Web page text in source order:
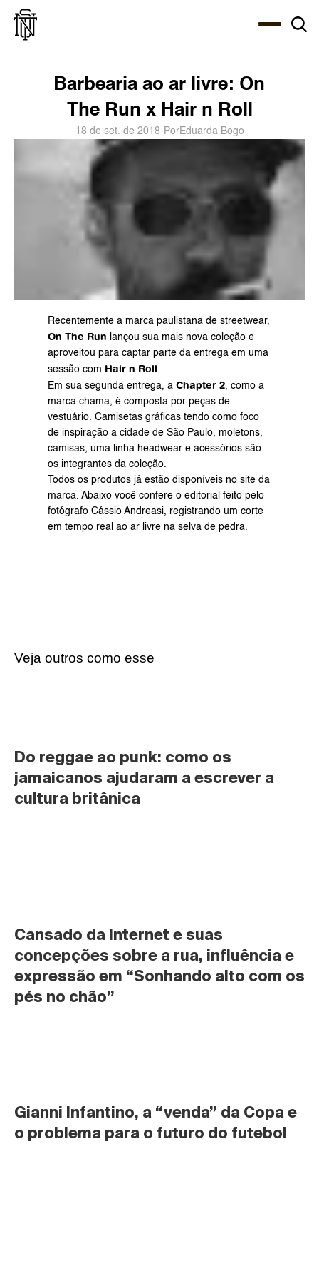
Barbearia ao ar livre: On
The Run x Hair n Roll
18 de set. de 2018- PorEduarda Bogo
On The Run lançou sua mais nova coleção e
aproveitou para captar parte da entrega em uma
sessão com Hair n Roll.
Em sua segunda entrega, a Chapter 2, como a
marca chama, é composta por peças de
vestuário. Camisetas gráficas tendo como foco
de inspiração a cidade de São Paulo, moletons,
camisas, uma linha headwear e acessórios são
os integrantes da coleção.
Todos os produtos já estão disponíveis no site da
marca. Abaixo você confere o editorial feito pelo
fotógrafo Cássio Andreasi, registrando um corte
em tempo real ao ar livre na selva de pedra.
Veja outros como esse
Do reggae ao punk: como os
jamaicanos ajudaram a escrever a
cultura britânica
Cansado da Internet e suas
concepções sobre a rua, influência e
expressão em “Sonhando alto com os
pés no chão”
Gianni Infantino, a “venda” da Copa e
o problema para o futuro do futebol